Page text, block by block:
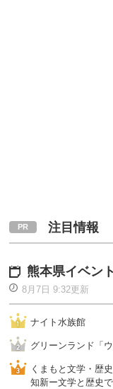
注目情報
熊本県イベン
8月7日 9:32更新
ナイト水族館
グリーンランド「
くまもと文学・歴
知新ー文学と歴史